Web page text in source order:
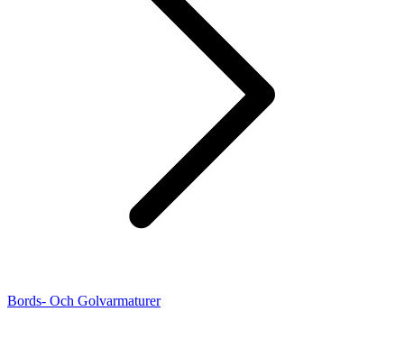
Bords- Och Golvarmaturer